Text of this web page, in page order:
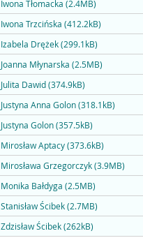
Iwona Tłomacka (2.4MB)
Iwona Trzcińska (412.2kB)
Izabela Drężek (299.1kB)
Joanna Młynarska (2.5MB)
Julita Dawid (374.9kB)
Justyna Anna Golon (318.1kB)
Justyna Golon (357.5kB)
Mirosław Aptacy (373.6kB)
Mirosława Grzegorczyk (3.9MB)
Monika Bałdyga (2.5MB)
Stanisław Ścibek (2.7MB)
Zdzisław Ścibek (262kB)